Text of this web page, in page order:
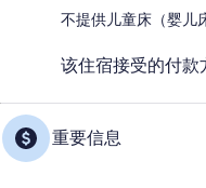
不提供儿童床（婴儿
该住宿接受的付款
重要信息